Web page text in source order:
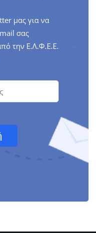
μας για να
σας
την Ε.Λ.Φ.Ε.Ε.